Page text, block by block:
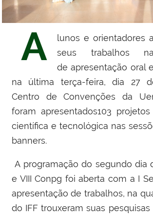
A
lunos e orientadores
seus trabalhos
de apresentação oral
na última terça-feira, dia 27
Centro de Convenções
da
foram apresentados103
científica e tecnológica nas
banners.
A programação do segundo dia
e VIII Conpg foi aberta com a I
apresentação de trabalhos, na
do IFF trouxeram suas pesquisas